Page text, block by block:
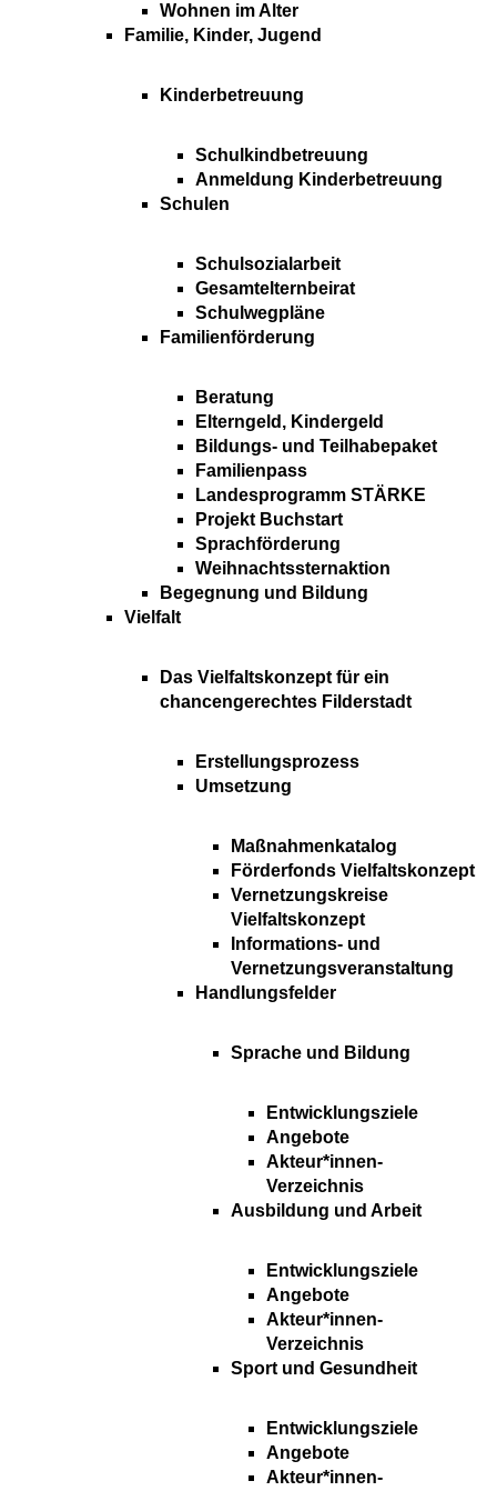
Wohnen im Alter
Familie, Kinder, Jugend
Kinderbetreuung
Schulkindbetreuung
Anmeldung Kinderbetreuung
Schulen
Schulsozialarbeit
Gesamtelternbeirat
Schulwegpläne
Familienförderung
Beratung
Elterngeld, Kindergeld
Bildungs- und Teilhabepaket
Familienpass
Landesprogramm STÄRKE
Projekt Buchstart
Sprachförderung
Weihnachtssternaktion
Begegnung und Bildung
Vielfalt
Das Vielfaltskonzept für ein
chancengerechtes Filderstadt
Erstellungsprozess
Umsetzung
Maßnahmenkatalog
Förderfonds Vielfaltskonzept
Vernetzungskreise
Vielfaltskonzept
Informations- und
Vernetzungsveranstaltung
Handlungsfelder
Sprache und Bildung
Entwicklungsziele
Angebote
Akteur*innen-
Verzeichnis
Ausbildung und Arbeit
Entwicklungsziele
Angebote
Akteur*innen-
Verzeichnis
Sport und Gesundheit
Entwicklungsziele
Angebote
Akteur*innen-